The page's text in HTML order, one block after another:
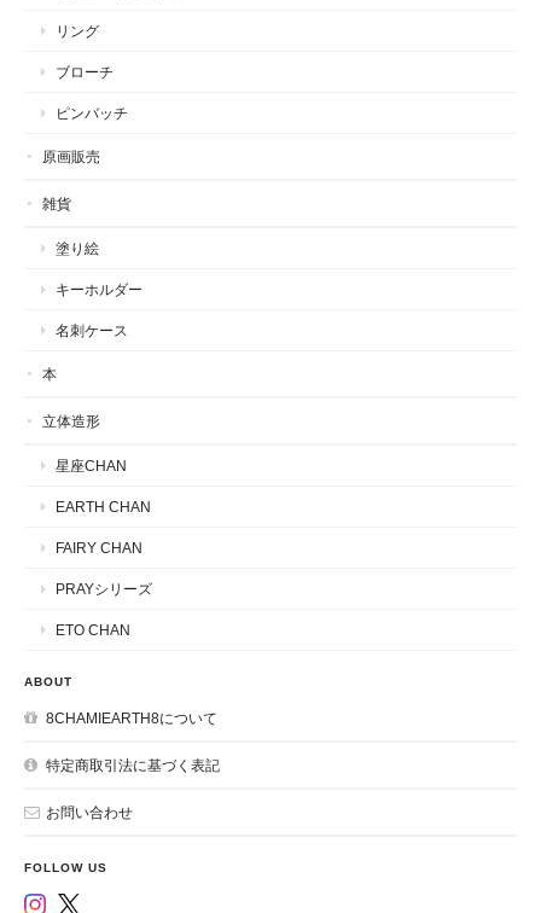
リング
ブローチ
ピンバッチ
原画販売
雑貨
塗り絵
キーホルダー
名刺ケース
本
立体造形
星座CHAN
EARTH CHAN
FAIRY CHAN
PRAYシリーズ
ETO CHAN
ABOUT
8CHAMIEARTH8について
特定商取引法に基づく表記
お問い合わせ
FOLLOW US